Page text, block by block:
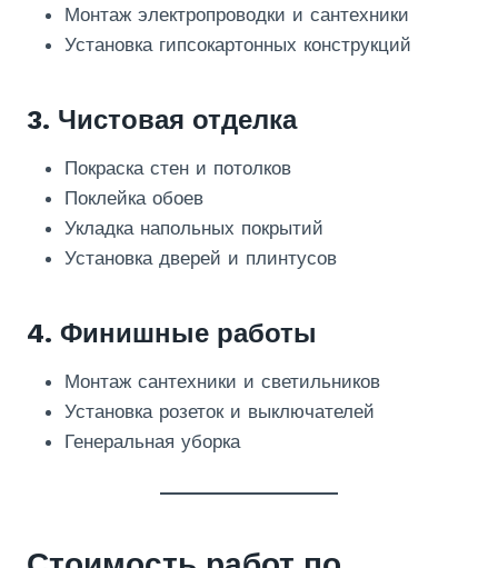
Монтаж электропроводки и сантехники
Установка гипсокартонных конструкций
3. Чистовая отделка
Покраска стен и потолков
Поклейка обоев
Укладка напольных покрытий
Установка дверей и плинтусов
4. Финишные работы
Монтаж сантехники и светильников
Установка розеток и выключателей
Генеральная уборка